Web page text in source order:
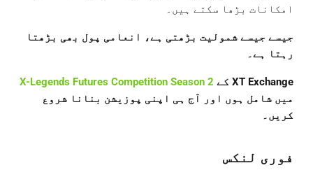
امکانات بڑھا سکتے ہیں۔
جیسے جیسے شمولیت بڑھتی ہے، انعامی پول بھی بڑھتا
رہتا ہے۔
XT Exchange کے
X-Legends Futures Competition Season 2
میں شامل ہوں اور آج ہی اپنی پوزیشن بنانا شروع
کریں۔
فوری لنکس